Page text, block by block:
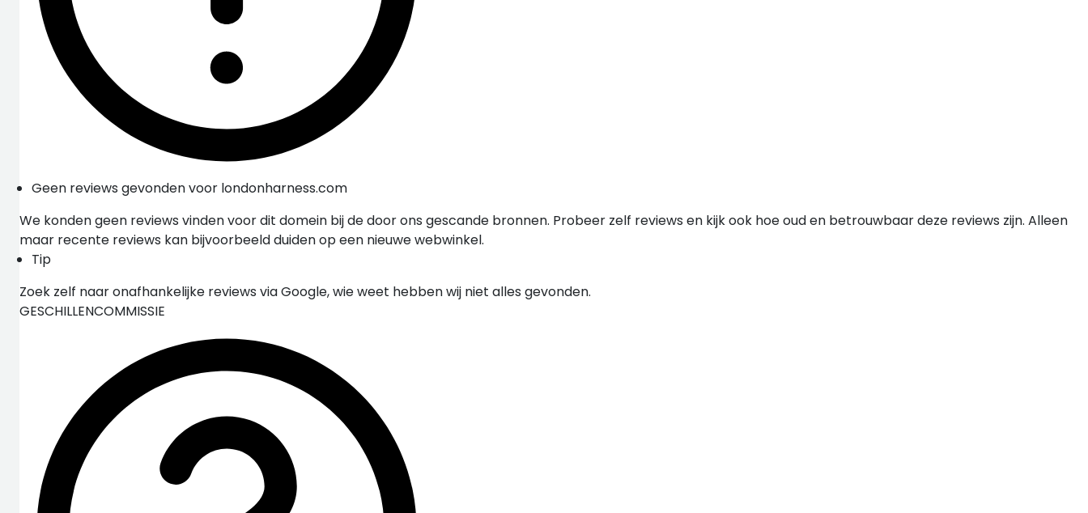
Geen reviews gevonden voor londonharness.com
We konden geen reviews vinden voor dit domein bij de door ons gescande bronnen. Probeer zelf reviews en kijk ook hoe oud en betrouwbaar deze reviews zijn. Alleen
maar recente reviews kan bijvoorbeeld duiden op een nieuwe webwinkel.
Tip
Zoek zelf naar onafhankelijke reviews via Google, wie weet hebben wij niet alles gevonden.
GESCHILLENCOMMISSIE